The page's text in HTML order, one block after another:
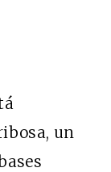
un